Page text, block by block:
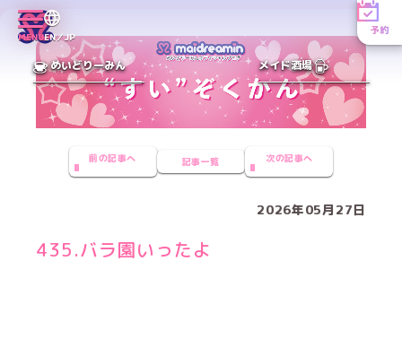
MENUEN／JP
予約
めいどりーみん メイド酒場
前の記事へ 記事一覧 次の記事へ
2026年05月27日
435.バラ園いったよ